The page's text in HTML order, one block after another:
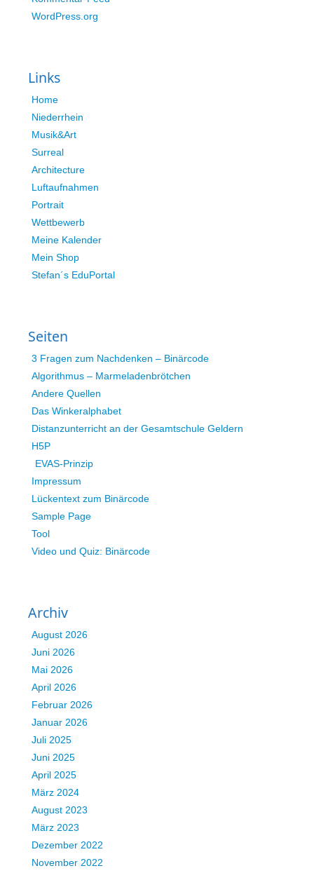
WordPress.org
Links
Home
Niederrhein
Musik&Art
Surreal
Architecture
Luftaufnahmen
Portrait
Wettbewerb
Meine Kalender
Mein Shop
Stefan´s EduPortal
Seiten
3 Fragen zum Nachdenken – Binärcode
Algorithmus – Marmeladenbrötchen
Andere Quellen
Das Winkeralphabet
Distanzunterricht an der Gesamtschule Geldern
H5P
EVAS-Prinzip
Impressum
Lückentext zum Binärcode
Sample Page
Tool
Video und Quiz: Binärcode
Archiv
August 2026
Juni 2026
Mai 2026
April 2026
Februar 2026
Januar 2026
Juli 2025
Juni 2025
April 2025
März 2024
August 2023
März 2023
Dezember 2022
November 2022